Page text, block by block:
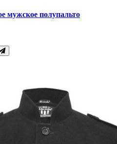
мужское полупальто